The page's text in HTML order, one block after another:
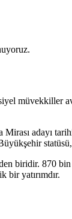
müvekkiller
adayı
biridir. 870 bin
bir yatırımdır.